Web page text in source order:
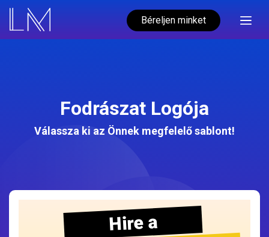
Béreljen minket
Fodrászat Logója
Válassza ki az Önnek megfelelő sablont!
Hire a